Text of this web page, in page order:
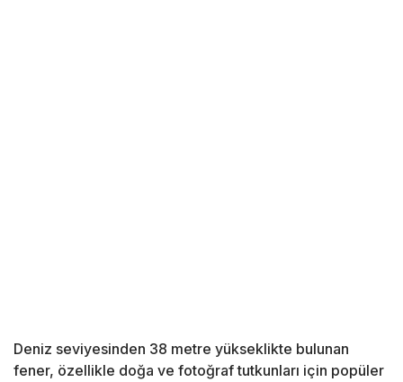
Deniz seviyesinden 38 metre yükseklikte bulunan
fener, özellikle doğa ve fotoğraf tutkunları için popüler